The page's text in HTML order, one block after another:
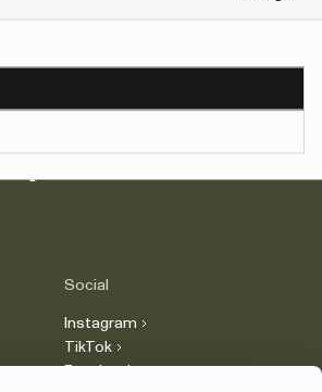
Social
Instagram
TikTok